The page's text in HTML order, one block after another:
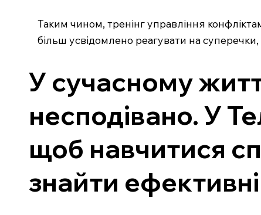
Таким чином, тренінг управління
більш усвідомлено реагувати на
У сучасному
несподівано. У
щоб навчитися
знайти